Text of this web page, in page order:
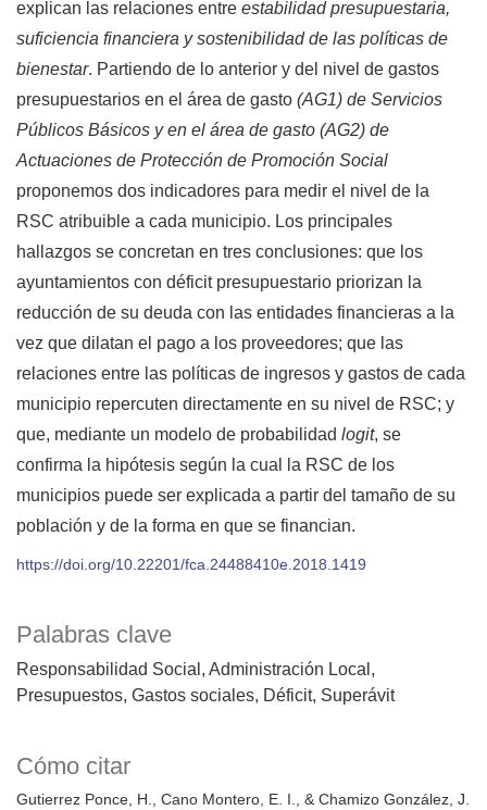
Palabras clave
Responsabilidad Social
Administración Local
Presupuestos Gastos sociales Déficit Superávit
Cómo citar
Gutierrez Ponce, H., Cano Montero, E. I., & Chamizo González, J.
explican las relaciones entre estabilidad presupuestaria,
suficiencia financiera y sostenibilidad de las políticas de
bienestar. Partiendo de lo anterior y del nivel de gastos
presupuestarios en el área de gasto (AG1) de Ser­vicios
Públicos Básicos y en el área de gasto (AG2) de
Actuaciones de Protección de Promoción Social
proponemos dos indicadores para medir el nivel de la
RSC atribuible a cada municipio. Los principales
hallazgos se concretan en tres conclusiones: que los
ayuntamientos con déficit presupuestario priorizan la
reducción de su deuda con las entidades financieras a la
vez que dilatan el pago a los proveedores; que las
relaciones entre las políticas de ingresos y gastos de cada
municipio repercuten directamente en su nivel de RSC; y
que, mediante un modelo de probabilidad logit, se
confirma la hipótesis según la cual la RSC de los
municipios puede ser explicada a partir del tamaño de su
población y de la forma en que se financian.
https://doi.org/10.22201/fca.24488410e.2018.1419